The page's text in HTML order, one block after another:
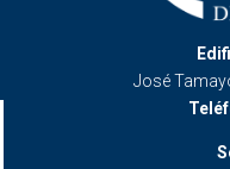
José